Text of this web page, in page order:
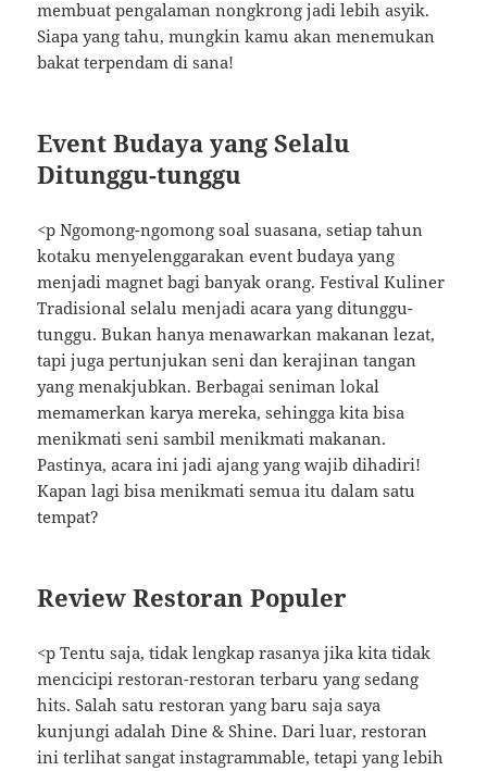
membuat pengalaman nongkrong jadi lebih asyik.
Siapa yang tahu, mungkin kamu akan menemukan
bakat terpendam di sana!
Event Budaya yang Selalu
Ditunggu-tunggu
<p Ngomong-ngomong soal suasana, setiap tahun
kotaku menyelenggarakan event budaya yang
menjadi magnet bagi banyak orang. Festival Kuliner
Tradisional selalu menjadi acara yang ditunggu-
tunggu. Bukan hanya menawarkan makanan lezat,
tapi juga pertunjukan seni dan kerajinan tangan
yang menakjubkan. Berbagai seniman lokal
memamerkan karya mereka, sehingga kita bisa
menikmati seni sambil menikmati makanan.
Pastinya, acara ini jadi ajang yang wajib dihadiri!
Kapan lagi bisa menikmati semua itu dalam satu
tempat?
Review Restoran Populer
<p Tentu saja, tidak lengkap rasanya jika kita tidak
mencicipi restoran-restoran terbaru yang sedang
hits. Salah satu restoran yang baru saja saya
kunjungi adalah Dine & Shine. Dari luar, restoran
ini terlihat sangat instagrammable, tetapi yang lebih